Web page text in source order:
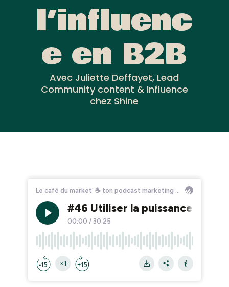
l’influenc
e en B2B
Avec Juliette Deffayet, Lead
Community content & Influence
chez Shine